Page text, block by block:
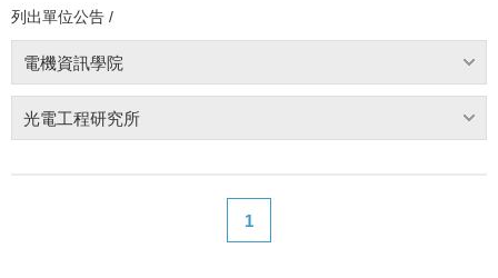
列出單位公告 /
電機資訊學院
光電工程研究所
1